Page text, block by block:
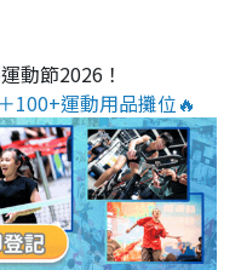
動節2026！
100+運動用品攤位🔥